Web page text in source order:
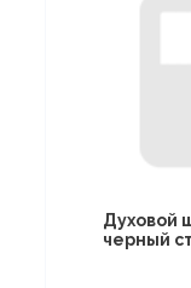
Духовой
черный